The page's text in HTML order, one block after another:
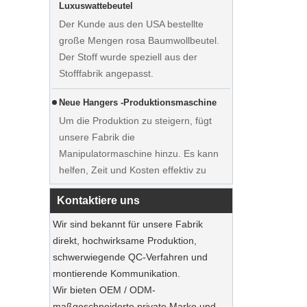
Hochzeitskleider Samtbügel Kleider
Hersteller Lieferant
Der Kunde aus den USA bestellte
große Mengen rosa Baumwollbeutel.
Der Stoff wurde speziell aus der
Stofffabrik angepasst.
Neue Hangers -Produktionsmaschine
Um die Produktion zu steigern, fügt
unsere Fabrik die
Manipulatormaschine hinzu. Es kann
helfen, Zeit und Kosten effektiv zu
sparen.
Ausstellung in Frankreich
Unsere Fabrik nahm an der
Ausstellung in Frankreich teil. Unsere
Produkte waren bei Besuchern beliebt.
Kontaktiere uns
Wir sind bekannt für unsere Fabrik
direkt, hochwirksame Produktion,
schwerwiegende QC-Verfahren und
montierende Kommunikation.
Wir bieten OEM / ODM-